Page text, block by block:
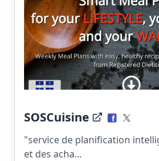
SOSCuisine
"service de planification
et des acha...